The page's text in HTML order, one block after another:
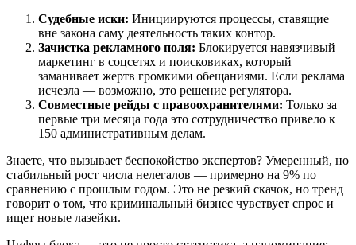
Судебные иски: Инициируются процессы, ставящие
вне закона саму деятельность таких контор.
Зачистка рекламного поля: Блокируется навязчивый
маркетинг в соцсетях и поисковиках, который
заманивает жертв громкими обещаниями. Если реклама
исчезла — возможно, это решение регулятора.
Совместные рейды с правоохранителями: Только за
первые три месяца года это сотрудничество привело к
150 административным делам.
Знаете, что вызывает беспокойство экспертов? Умеренный, но
стабильный рост числа нелегалов — примерно на 9% по
сравнению с прошлым годом. Это не резкий скачок, но тренд
говорит о том, что криминальный бизнес чувствует спрос и
ищет новые лазейки.